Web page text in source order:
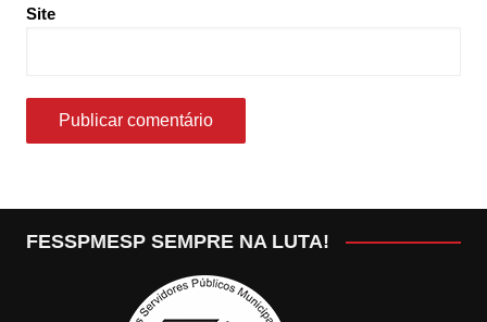
Site
FESSPMESP SEMPRE NA LUTA!